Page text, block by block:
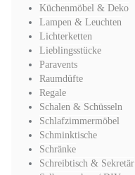
Küchenmöbel & Deko
Lampen & Leuchten
Lichterketten
Lieblingsstücke
Paravents
Raumdüfte
Regale
Schalen & Schüsseln
Schlafzimmermöbel
Schminktische
Schränke
Schreibtisch & Sekretär